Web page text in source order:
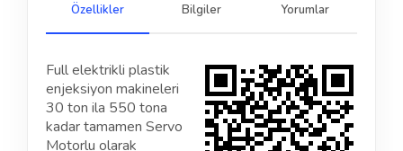
Özellikler
Bilgiler
Yorumlar
Full elektrikli plastik
enjeksiyon makineleri
30 ton ila 550 tona
kadar tamamen Servo
Motorlu olarak